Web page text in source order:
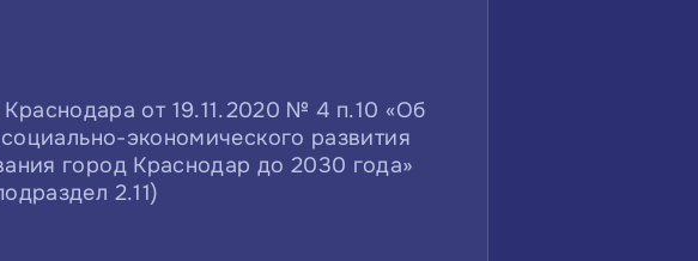
от 19.11.2020 № 4 п.10 «Об
экономического развития
город Краснодар до 2030 года»
2.11)